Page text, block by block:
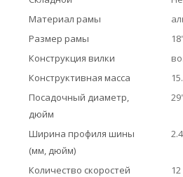
Материал рамы
Размер рамы
Конструкция вилки
Конструктивная масса
Посадочный диаметр,
дюйм
Ширина профиля шины
(мм, дюйм)
2.4
Количество скоростей
12